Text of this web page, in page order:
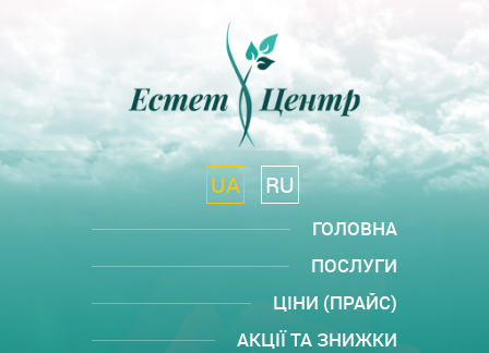
UA RU
ГОЛОВНА
ПОСЛУГИ
ЦІНИ (ПРАЙС)
АКЦІЇ ТА ЗНИЖКИ